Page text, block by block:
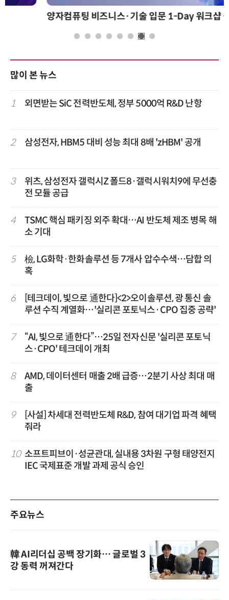
양자컴퓨팅 비즈니스·기술 입문 1-Day 워크샵 - 큐비트·양자 알고리듬·Qiskit 실습으로 이해하는 차세대
많이 본 뉴스
1 외면받는 SiC 전력반도체, 정부 5000억 R&D 난항
2 삼성전자, HBM5 대비 성능 최대 8배 'zHBM' 공개
3
위츠, 삼성전자 갤럭시Z 폴드8·갤럭시워치9에 무선충
전 모듈 공급
4
TSMC 핵심 패키징 외주 확대…AI 반도체 제조 병목 해
소 기대
5
檢, LG화학·한화솔루션 등 7개사 압수수색…담합 의
혹
6
[테크데이, 빛으로 通한다]<2>오이솔루션, 광 통신 솔
루션 수직 계열화…'실리콘 포토닉스·CPO 집중 공략'
7
“AI, 빛으로 通한다”…25일 전자신문 '실리콘 포토닉
스·CPO' 테크데이 개최
8
AMD, 데이터센터 매출 2배 급증…2분기 사상 최대 매
출
9
[사설] 차세대 전력반도체 R&D, 참여 대기업 파격 혜택
줘라
10 소프트피브이·성균관대, 실내용 3차원 구형 태양전지
IEC 국제표준 개발 과제 공식 승인
주요뉴스
韓 AI리더십 공백 장기화… 글로벌 3
강 동력 꺼져간다